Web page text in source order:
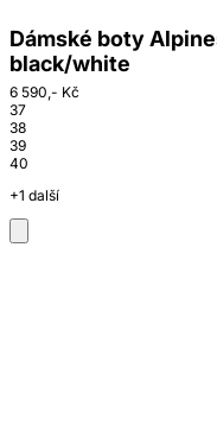
Dámské boty
black/white
6 590,- Kč
37
38
39
40
+1 další